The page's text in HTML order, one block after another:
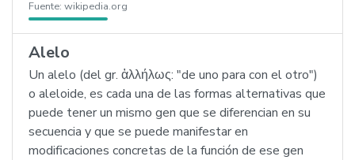
Fuente: wikipedia.org
Alelo
Un alelo (del gr. ἁλλήλως: "de uno para con el otro")
o aleloide, es cada una de las formas alternativas que
puede tener un mismo gen que se diferencian en su
secuencia y que se puede manifestar en
modificaciones concretas de la función de ese gen